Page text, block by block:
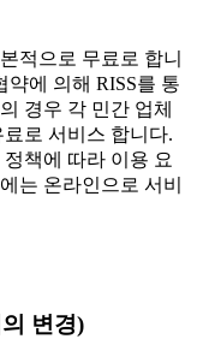
적으로 무료로 합니
약에 의해 RISS를 통
경우 각 민간 업체
로 서비스 합니다.
책에 따라 이용 요
는 온라인으로 서비
변경)